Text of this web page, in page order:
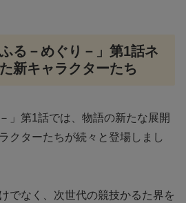
る－めぐり－」第1話ネ
新キャラクターたち
」第1話では、物語の新たな展開
クターたちが続々と登場しまし
でなく、次世代の競技かるた界を